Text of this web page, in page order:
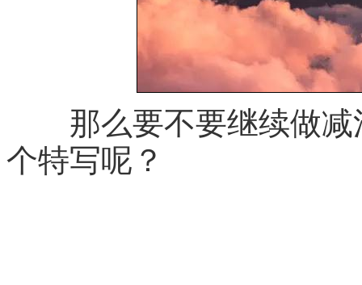
那么要不要继续做减
个特写呢？